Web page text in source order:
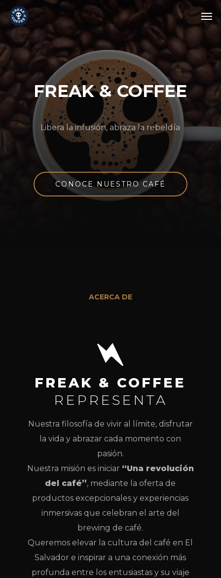
Skip
main
content
FREAK & COFFEE
Libera la infusión, abraza la rebeldía
CONOCE NUESTRO CAFÉ
ACERCA DE
FREAK & COFFEE
REPRESENTA
Nuestra filosofía de vivir al límite, disfrutar
la vida y abrazar cada momento con
pasión.
Nuestra misión es iniciar “Una revolución
del café”, mediante la oferta de
productos excepcionales y experiencias
inmersivas que celebran el arte del
brewing de café.
Queremos elevar la cultura del café en El
Salvador e inspirar a una conexión más
profunda entre los entusiastas y su viaje